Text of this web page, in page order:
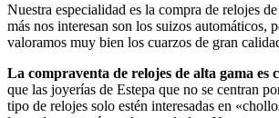
Nuestra especialidad es la compra de relojes
más nos interesan son los suizos automáticos,
valoramos muy bien los cuarzos de gran
La compraventa de relojes de alta gama es
que las joyerías de Estepa que no se centran
tipo de relojes solo estén interesadas en